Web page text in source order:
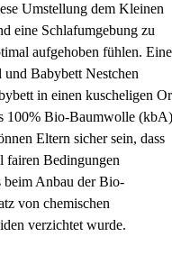
Umstellung dem Kleinen
eine Schlafumgebung zu
aufgehoben fühlen. Eine
Babybett Nestchen
in einen kuscheligen
100% Bio-Baumwolle (kbA)
Eltern sicher sein, dass
fairen Bedingungen
beim Anbau der Bio-
von chemischen
verzichtet wurde.